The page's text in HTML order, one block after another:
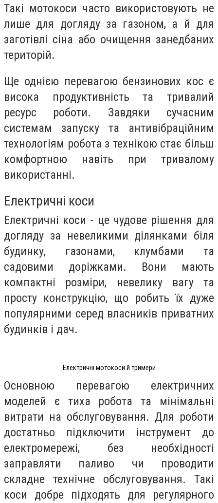
Такі мотокоси часто використовують не
лише для догляду за газоном, а й для
заготівлі сіна або очищення занедбаних
територій.
Ще однією перевагою бензинових кос є
висока продуктивність та тривалий
ресурс роботи. Завдяки сучасним
системам запуску та антивібраційним
технологіям робота з технікою стає більш
комфортною навіть при тривалому
використанні.
Електричні коси
Електричні коси - це чудове рішення для
догляду за невеликими ділянками біля
будинку, газонами, клумбами та
садовими доріжками. Вони мають
компактні розміри, невелику вагу та
просту конструкцію, що робить їх дуже
популярними серед власників приватних
будинків і дач.
Електричні мотокоси й тримери
Основною перевагою електричних
моделей є тиха робота та мінімальні
витрати на обслуговування. Для роботи
достатньо підключити інструмент до
електромережі, без необхідності
заправляти паливо чи проводити
складне технічне обслуговування. Такі
коси добре підходять для регулярного